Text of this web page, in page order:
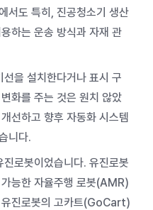
서도 특히, 진공청소기 생산
하는 운송 방식과 자재 관
을 설치한다거나 표시 구
화를 주는 것은 원치 않았
선하고 향후 자동화 시스템
니다.
로봇이었습니다. 유진로봇
능한 자율주행 로봇(AMR)
유진로봇의 고카트(GoCart)